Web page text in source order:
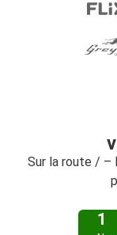
Sur la route / –
1